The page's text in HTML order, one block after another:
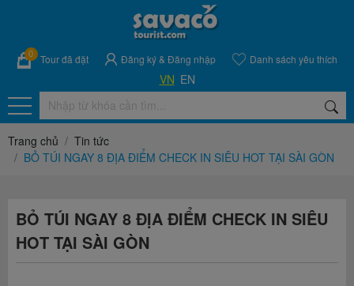
0 Tour đã đặt Đăng ký& Đăng nhập Danh sách yêu thích
VN EN
Trang chủ
Tin tức
BỎ TÚI NGAY 8 ĐỊA ĐIỂM CHECK IN SIÊU HOT TẠI SÀI GÒN
BỎ TÚI NGAY 8 ĐỊA ĐIỂM CHECK IN SIÊU
HOT TẠI SÀI GÒN